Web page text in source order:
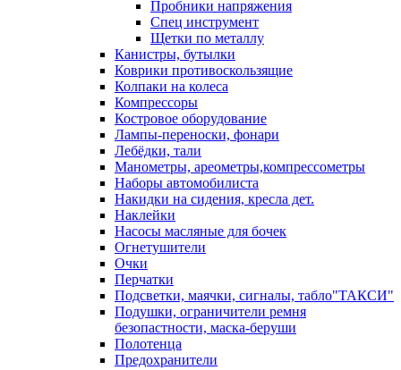
Пробники напряжения
Спец инструмент
Щетки по металлу
Канистры, бутылки
Коврики противоскользящие
Колпаки на колеса
Компрессоры
Костровое оборудование
Лампы-переноски, фонари
Лебёдки, тали
Манометры, ареометры,компрессометры
Наборы автомобилиста
Накидки на сидения, кресла дет.
Наклейки
Насосы масляные для бочек
Огнетушители
Очки
Перчатки
Подсветки, маячки, сигналы, табло"ТАКСИ"
Подушки, ограничители ремня
безопастности, маска-беруши
Полотенца
Предохранители